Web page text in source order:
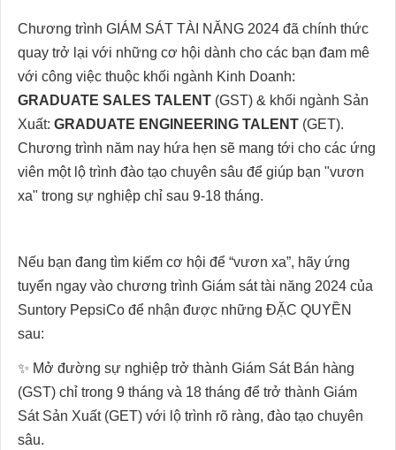
Chương trình GIÁM SÁT TÀI NĂNG 2024 đã chính thức
quay trở lại với những cơ hội dành cho các bạn đam mê
với công việc thuộc khối ngành Kinh Doanh:
GRADUATE SALES TALENT (GST) & khối ngành Sản
Xuất: GRADUATE ENGINEERING TALENT (GET).
Chương trình năm nay hứa hẹn sẽ mang tới cho các ứng
viên một lộ trình đào tạo chuyên sâu để giúp bạn "vươn
xa" trong sự nghiệp chỉ sau 9-18 tháng.
Nếu bạn đang tìm kiếm cơ hội để “vươn xa”, hãy ứng
tuyển ngay vào chương trình Giám sát tài năng 2024 của
Suntory PepsiCo để nhận được những ĐẶC QUYỀN
sau:
✨ Mở đường sự nghiệp trở thành Giám Sát Bán hàng
(GST) chỉ trong 9 tháng và 18 tháng để trở thành Giám
Sát Sản Xuất (GET) với lộ trình rõ ràng, đào tạo chuyên
sâu.